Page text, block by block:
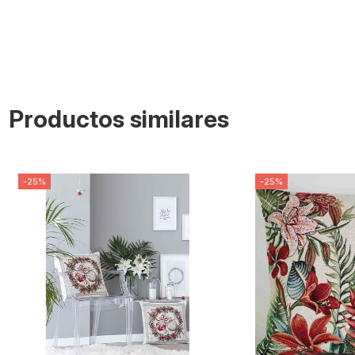
Productos similares
-25% -25%